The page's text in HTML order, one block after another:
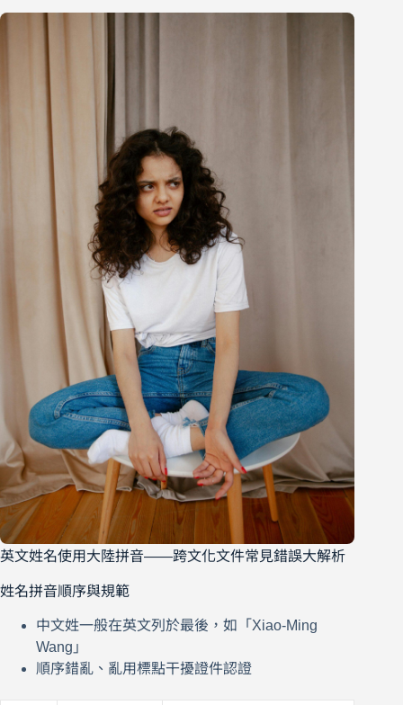
英文姓名使用大陸拼音——跨文化文件常見錯誤大解析
姓名拼音順序與規範
中文姓一般在英文列於最後，如「Xiao-Ming
Wang」
順序錯亂、亂用標點干擾證件認證